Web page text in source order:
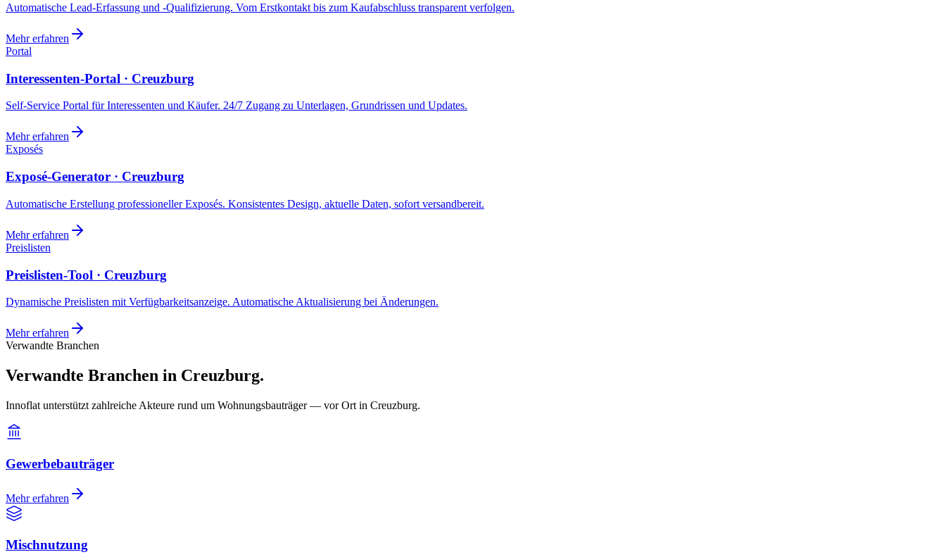
Automatische Lead-Erfassung und -Qualifizierung. Vom Erstkontakt bis zum Kaufabschluss transparent verfolgen.
Mehr erfahren
Portal
Interessenten-Portal · Creuzburg
Self-Service Portal für Interessenten und Käufer. 24/7 Zugang zu Unterlagen, Grundrissen und Updates.
Mehr erfahren
Exposés
Exposé-Generator · Creuzburg
Automatische Erstellung professioneller Exposés. Konsistentes Design, aktuelle Daten, sofort versandbereit.
Mehr erfahren
Preislisten
Preislisten-Tool · Creuzburg
Dynamische Preislisten mit Verfügbarkeitsanzeige. Automatische Aktualisierung bei Änderungen.
Mehr erfahren
Verwandte Branchen
Verwandte Branchen in Creuzburg.
Innoflat unterstützt zahlreiche Akteure rund um Wohnungsbauträger — vor Ort in Creuzburg.
Gewerbebauträger
Mehr erfahren
Mischnutzung